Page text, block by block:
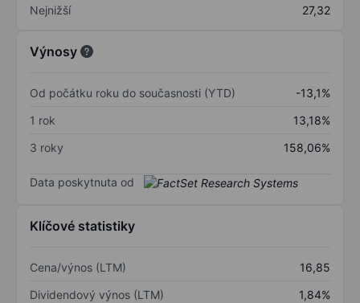
Nejnižší
27,32
Výnosy
Od počátku roku do současnosti (YTD)
-13,1%
1 rok
13,18%
3 roky
158,06%
Data poskytnuta od
Klíčové statistiky
Cena/výnos (LTM)
16,85
Dividendový výnos (LTM)
1,84%